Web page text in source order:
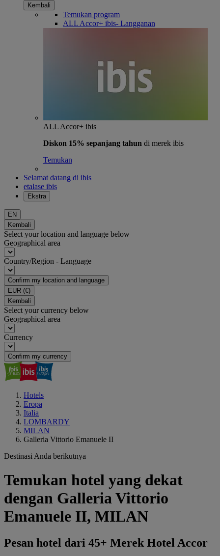
Kembali
Temukan program
ALL Accor+ ibis- Langganan
ALL Accor+ ibis
Diskon 15% sepanjang tahun di merek ibis
Temukan
Selamat datang di ibis
etalase ibis
Ekstra
EN
Kembali
Select your location and language below
Geographical area
Country/Region - Language
Confirm my location and language
EUR (€)
Kembali
Select your currency below
Geographical area
Currency
Confirm my currency
Hotels
Eropa
Italia
LOMBARDY
MILAN
Galleria Vittorio Emanuele II
Destinasi Anda berikutnya
Temukan hotel yang dekat
dengan Galleria Vittorio
Emanuele II, MILAN
Pesan hotel dari 45+ Merek Hotel Accor